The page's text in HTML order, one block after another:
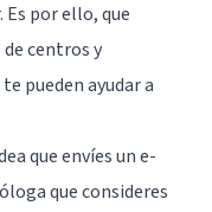
por ello, que
centros y
pueden ayudar a
que envíes un e-
que consideres